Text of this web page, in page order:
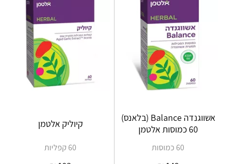
אשווגנדה Balance (בלאנס)
60 כמוסות אלטמן
60 כמוסות
קיוליק אלטמן
60 קפליות